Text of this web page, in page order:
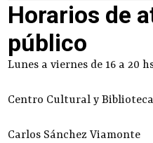
Horarios de
público
Lunes a viernes de 16 a 20
Centro Cultural y
Carlos Sánchez Viamonte